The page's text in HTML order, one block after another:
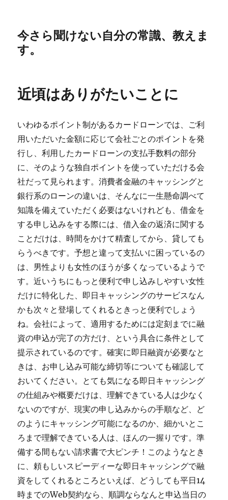
今さら聞けない自分の常識、教えま
す。
近頃はありがたいことに
いわゆるポイント制があるカードローンでは、ご利
用いただいた金額に応じて会社ごとのポイントを発
行し、利用したカードローンの支払手数料の部分
に、そのような独自ポイントを使っていただける会
社だって見られます。消費者金融のキャッシングと
銀行系のローンの違いは、そんなに一生懸命調べて
知識を備えていただく必要はないけれども、借金を
する申し込みをする際には、借入金の返済に関する
ことだけは、時間をかけて精査してから、貸しても
らうべきです。予想と違って支払いに困っているの
は、男性よりも女性のほうが多くなっているようで
す。近いうちにもっと便利で申し込みしやすい女性
だけに特化した、即日キャッシングのサービスなん
かも次々と登場してくれるときっと便利でしょう
ね。会社によって、適用するためには定刻までに融
資の申込が完了の方だけ、という具合に条件として
提示されているのです。確実に即日融資が必要なと
きは、お申し込み可能な締切等についても確認して
おいてください。とても気になる即日キャッシング
の仕組みや概要だけは、理解できている人は少なく
ないのですが、現実の申し込みからの手順など、ど
のようにキャッシング可能になるのか、細かいとこ
ろまで理解できている人は、ほんの一握りです。準
備する間もない請求書で大ピンチ！このようなとき
に、頼もしいスピーディーな即日キャッシングで融
資をしてくれるところといえば、どうしても平日14
時までのWeb契約なら、順調ならなんと申込当日の